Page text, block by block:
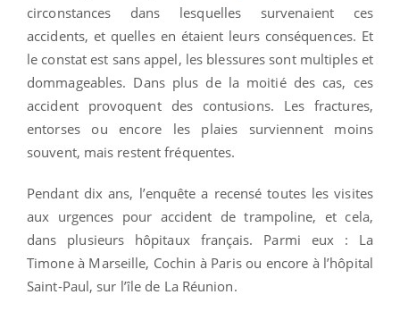
circonstances dans lesquelles survenaient ces
accidents, et quelles en étaient leurs conséquences. Et
le constat est sans appel, les blessures sont multiples et
dommageables. Dans plus de la moitié des cas, ces
accident provoquent des contusions. Les fractures,
entorses ou encore les plaies surviennent moins
souvent, mais restent fréquentes.
Pendant dix ans, l’enquête a recensé toutes les visites
aux urgences pour accident de trampoline, et cela,
dans plusieurs hôpitaux français. Parmi eux : La
Timone à Marseille, Cochin à Paris ou encore à l’hôpital
Saint-Paul, sur l’île de La Réunion.